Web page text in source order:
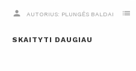
person AUTORIUS: PLUNGĖS BALDAI list
SKAITYTI DAUGIAU